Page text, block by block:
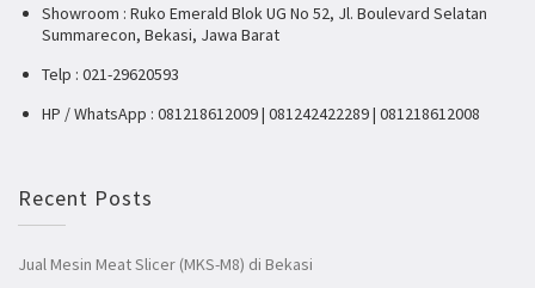
Showroom : Ruko Emerald Blok UG No 52, Jl. Boulevard Selatan
Summarecon, Bekasi, Jawa Barat
Telp : 021-29620593
HP / WhatsApp : 081218612009 | 081242422289 | 081218612008
Recent Posts
Jual Mesin Meat Slicer (MKS-M8) di Bekasi